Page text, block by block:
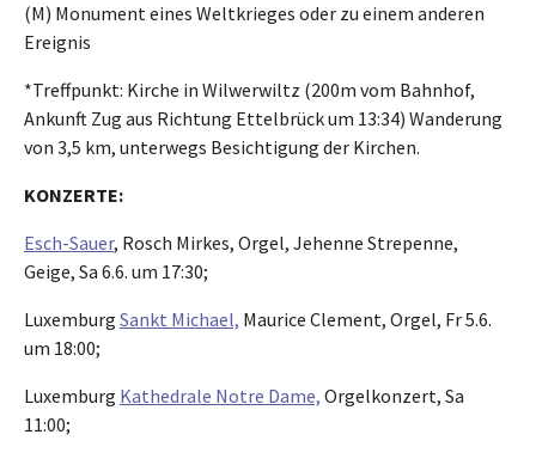
(M) Monument eines Weltkrieges oder zu einem anderen
Ereignis
*Treffpunkt: Kirche in Wilwerwiltz (200m vom Bahnhof,
Ankunft Zug aus Richtung Ettelbrück um 13:34) Wanderung
von 3,5 km, unterwegs Besichtigung der Kirchen.
KONZERTE:
Esch-Sauer, Rosch Mirkes, Orgel, Jehenne Strepenne,
Geige, Sa 6.6. um 17:30;
Luxemburg Sankt Michael, Maurice Clement, Orgel, Fr 5.6.
um 18:00;
Luxemburg Kathedrale Notre Dame, Orgelkonzert, Sa
11:00;